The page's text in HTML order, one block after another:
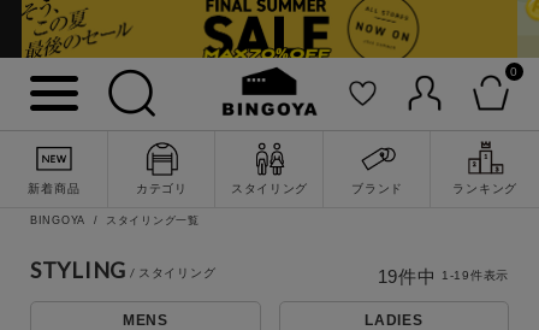
0
新着商品 カテゴリ スタイリング ブランド ランキング
BINGOYA スタイリング一覧
STYLING
MENS LADIES
19件中 1-19件表示